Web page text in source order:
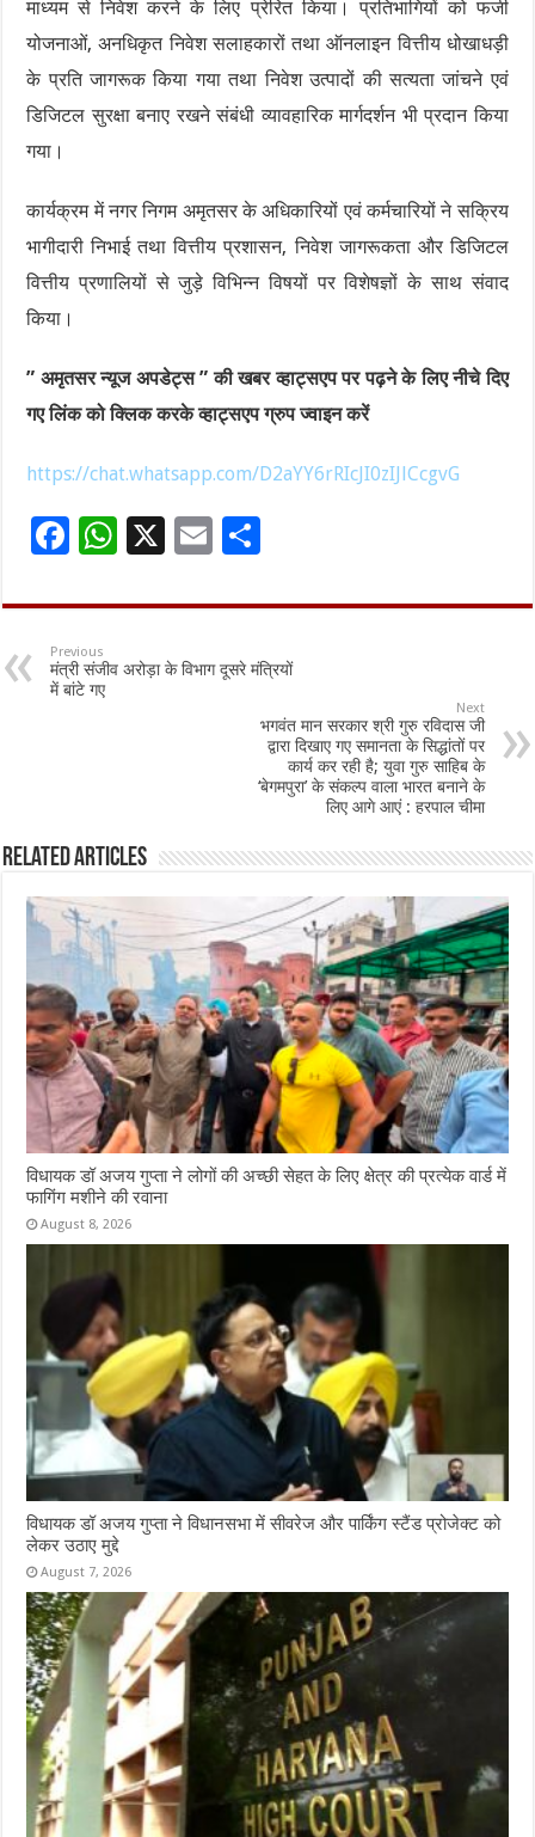
माध्यम से निवेश करने के लिए प्रेरित किया। प्रतिभागियों को फर्जी
योजनाओं, अनधिकृत निवेश सलाहकारों तथा ऑनलाइन वित्तीय धोखाधड़ी
के प्रति जागरूक किया गया तथा निवेश उत्पादों की सत्यता जांचने एवं
डिजिटल सुरक्षा बनाए रखने संबंधी व्यावहारिक मार्गदर्शन भी प्रदान किया
गया।
कार्यक्रम में नगर निगम अमृतसर के अधिकारियों एवं कर्मचारियों ने सक्रिय
भागीदारी निभाई तथा वित्तीय प्रशासन, निवेश जागरूकता और डिजिटल
वित्तीय प्रणालियों से जुड़े विभिन्न विषयों पर विशेषज्ञों के साथ संवाद
किया।
” अमृतसर न्यूज अपडेट्स ” की खबर व्हाट्सएप पर पढ़ने के लिए नीचे दिए
गए लिंक को क्लिक करके व्हाट्सएप ग्रुप ज्वाइन करें
https://chat.whatsapp.com/D2aYY6rRIcJI0zIJlCcgvG
F
e
b
o
W
at
sA
p
X
E
ai ar
e
Previous
मंत्री संजीव अरोड़ा के विभाग दूसरे मंत्रियों
में बांटे गए
Next
भगवंत मान सरकार श्री गुरु रविदास जी
द्वारा दिखाए गए समानता के सिद्धांतों पर
कार्य कर रही है; युवा गुरु साहिब के
‘बेगमपुरा’ के संकल्प वाला भारत बनाने के
लिए आगे आएं : हरपाल चीमा
Related Articles
विधायक डॉ अजय गुप्ता ने लोगों की अच्छी सेहत के लिए क्षेत्र की प्रत्येक वार्ड में
फागिंग मशीने की रवाना
August 8, 2026
विधायक डॉ अजय गुप्ता ने विधानसभा में सीवरेज और पार्किंग स्टैंड प्रोजेक्ट को
लेकर उठाए मुद्दे
August 7, 2026